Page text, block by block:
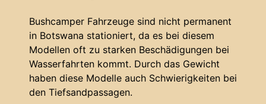
Bushcamper Fahrzeuge sind nicht permanent
in Botswana stationiert, da es bei diesem
Modellen oft zu starken Beschädigungen bei
Wasserfahrten kommt. Durch das Gewicht
haben diese Modelle auch Schwierigkeiten bei
den Tiefsandpassagen.